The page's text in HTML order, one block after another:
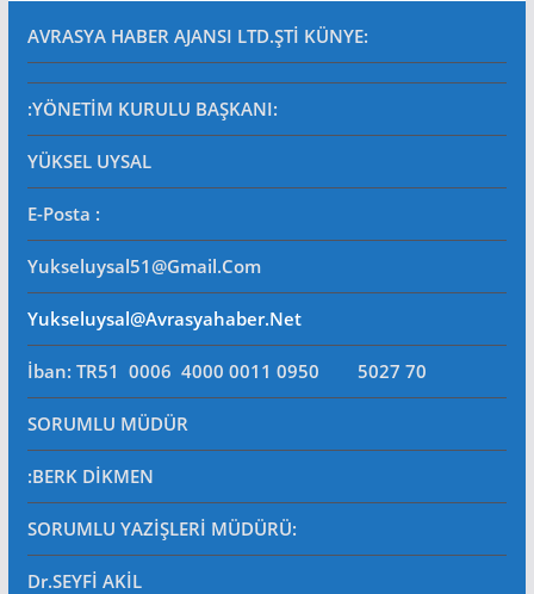
AVRASYA HABER AJANSI LTD.ŞTİ KÜNYE:
:YÖNETİM KURULU BAŞKANI:
YÜKSEL UYSAL
E-Posta :
Yukseluysal51@gmail.com
Yukseluysal@avrasyahaber.net
İban: TR51 0006 4000 0011 0950 5027 70
SORUMLU MÜDÜR
:BERK DİKMEN
SORUMLU YAZİŞLERİ MÜDÜRÜ:
Dr.SEYFİ AKİL